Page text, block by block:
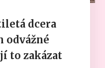
dcera
odvážné
to zakázat